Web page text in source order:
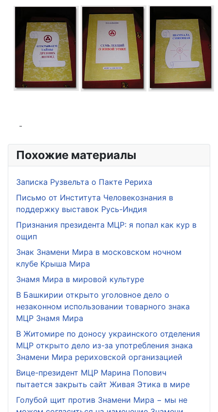
Похожие материалы
Записка Рузвельта о Пакте Рериха
Письмо от Института Человекознания в
поддержку выставок Русь-Индия
Признания президента МЦР: я попал как кур в
ощип
Знак Знамени Мира в московском ночном
клубе Крыша Мира
Знамя Мира в мировой культуре
В Башкирии открыто уголовное дело о
незаконном использовании товарного знака
МЦР Знамя Мира
В Житомире по доносу украинского отделения
МЦР открыто дело из-за употребления знака
Знамени Мира рериховской организацией
Вице-президент МЦР Марина Попович
пытается закрыть сайт Живая Этика в мире
Голубой щит против Знамени Мира − мы не